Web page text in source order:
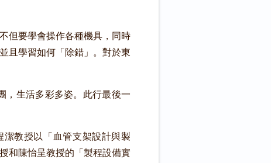
但要學會操作各種機具，同時
且學習如何「除錯」。對於東
，生活多彩多姿。此行最後一
教授以「血管支架設計與製
和陳怡呈教授的「製程設備實